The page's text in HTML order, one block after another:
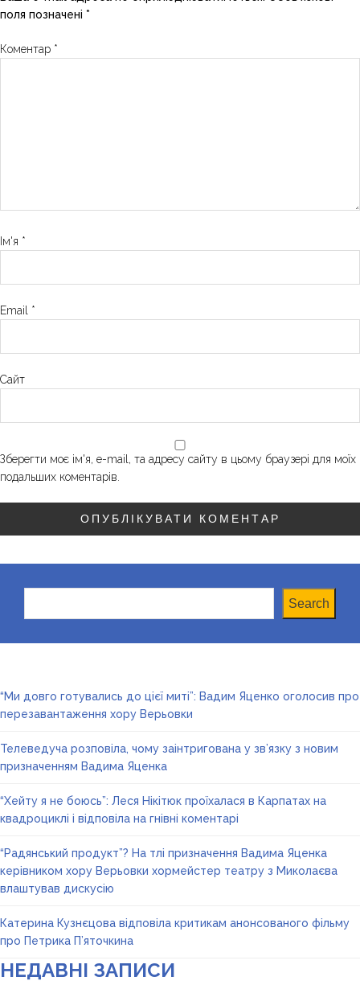
поля позначені *
Коментар *
Ім'я *
Email *
Сайт
Зберегти моє ім'я, e-mail, та адресу сайту в цьому браузері для моїх
подальших коментарів.
Search
“Ми довго готувались до цієї миті”: Вадим Яценко оголосив про
перезавантаження хору Верьовки
Телеведуча розповіла, чому заінтригована у зв’язку з новим
призначенням Вадима Яценка
“Хейту я не боюсь”: Леся Нікітюк проїхалася в Карпатах на
квадроциклі і відповіла на гнівні коментарі
“Радянський продукт”? На тлі призначення Вадима Яценка
керівником хору Верьовки хормейстер театру з Миколаєва
влаштував дискусію
Катерина Кузнєцова відповіла критикам анонсованого фільму
про Петрика П’яточкина
НЕДАВНІ ЗАПИСИ